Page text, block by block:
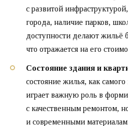
с развитой
города, наличие парков,
доступности делают жильё
что отражается на его
Состояние здания и
состояние жилья, как
играет важную роль в
с качественным ремонтом,
и современными